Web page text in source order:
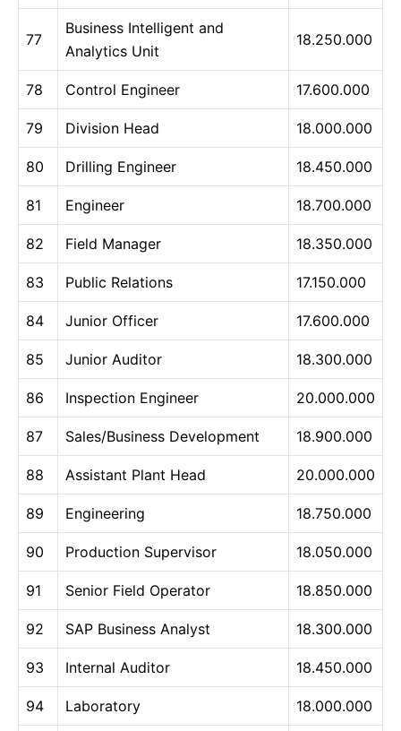
77
Business Intelligent and
Analytics Unit
18.250.000
78 Control Engineer 17.600.000
79 Division Head 18.000.000
80 Drilling Engineer 18.450.000
81 Engineer 18.700.000
82 Field Manager 18.350.000
83 Public Relations 17.150.000
84 Junior Officer 17.600.000
85 Junior Auditor 18.300.000
86 Inspection Engineer 20.000.000
87 Sales/Business Development 18.900.000
88 Assistant Plant Head 20.000.000
89 Engineering 18.750.000
90 Production Supervisor 18.050.000
91 Senior Field Operator 18.850.000
92 SAP Business Analyst 18.300.000
93 Internal Auditor 18.450.000
94 Laboratory 18.000.000